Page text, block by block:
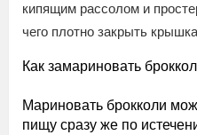
кипящим рассолом и
чего плотно закрыть
Как замариновать
Мариновать брокколи
пищу сразу же по